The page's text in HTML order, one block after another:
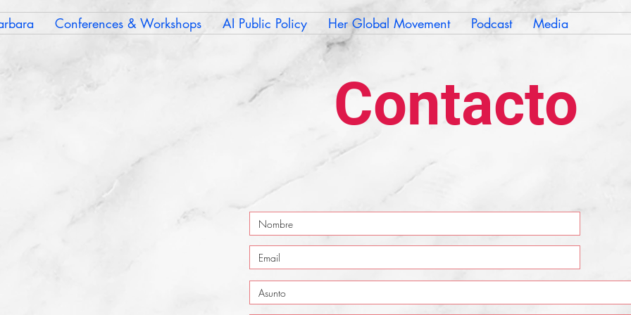
Conferences & Workshops AI Public Policy Her Global Movement Podcast Media
Contacto